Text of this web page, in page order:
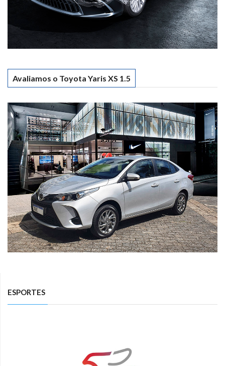
Avaliamos o Toyota Yaris XS 1.5
ESPORTES